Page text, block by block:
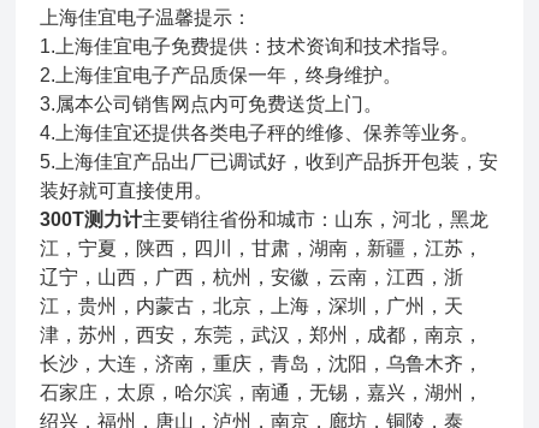
上海佳宜电子温馨提示：
1.上海佳宜电子免费提供：技术资询和技术指导。
2.上海佳宜电子产品质保一年，终身维护。
3.属本公司销售网点内可免费送货上门。
4.上海佳宜还提供各类电子秤的维修、保养等业务。
5.上海佳宜产品出厂已调试好，收到产品拆开包装，安
装好就可直接使用。
300T测力计主要销往省份和城市：山东，河北，黑龙
江，宁夏，陕西，四川，甘肃，湖南，新疆，江苏，
辽宁，山西，广西，杭州，安徽，云南，江西，浙
江，贵州，内蒙古，北京，上海，深圳，广州，天
津，苏州，西安，东莞，武汉，郑州，成都，南京，
长沙，大连，济南，重庆，青岛，沈阳，乌鲁木齐，
石家庄，太原，哈尔滨，南通，无锡，嘉兴，湖州，
绍兴，福州，唐山，泸州，南京，廊坊，铜陵，泰